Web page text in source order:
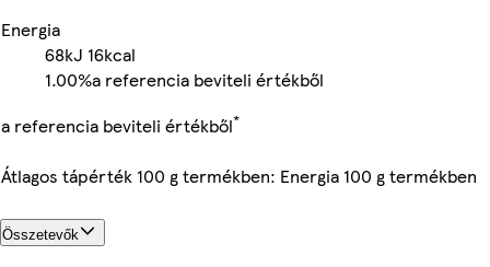
Energia
68kJ 16kcal
1.00%a referencia beviteli értékből
a referencia beviteli értékből*
Átlagos tápérték 100 g termékben: Energia 100 g termékben
Összetevők